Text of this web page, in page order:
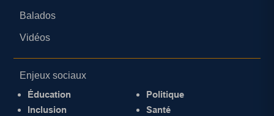
Balados
Vidéos
Enjeux sociaux
Éducation
Inclusion
Politique
Santé